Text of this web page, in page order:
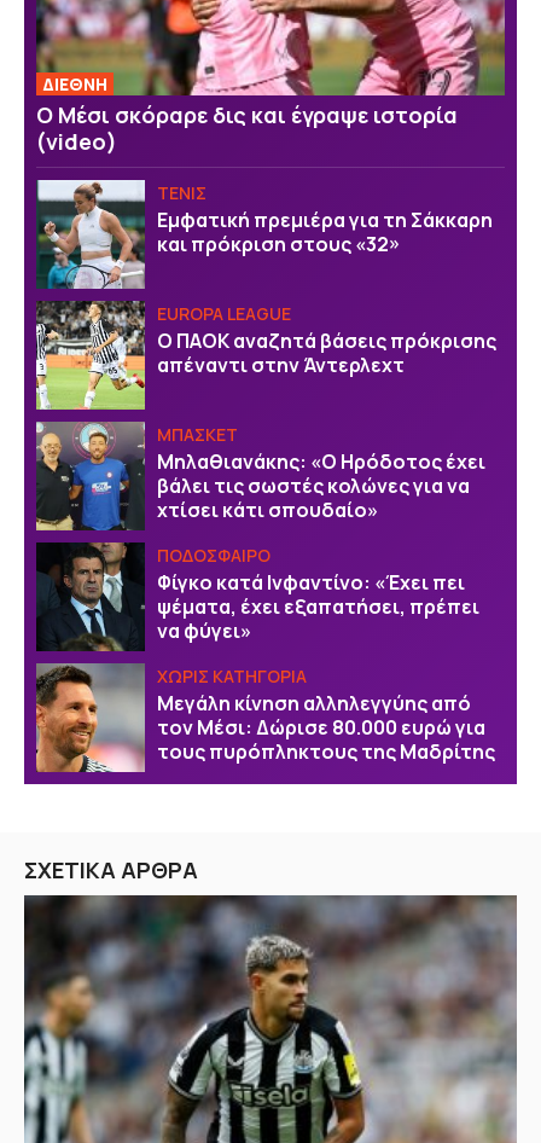
ΔΙΕΘΝΗ
Ο Μέσι σκόραρε δις και έγραψε ιστορία
(video)
ΤΕΝΙΣ
Εμφατική πρεμιέρα για τη Σάκκαρη
και πρόκριση στους «32»
EUROPA LEAGUE
Ο ΠΑΟΚ αναζητά βάσεις πρόκρισης
απέναντι στην Άντερλεχτ
ΜΠΑΣΚΕΤ
Μηλαθιανάκης: «Ο Ηρόδοτος έχει
βάλει τις σωστές κολώνες για να
χτίσει κάτι σπουδαίο»
ΠΟΔΟΣΦΑΙΡΟ
Φίγκο κατά Ινφαντίνο: «Έχει πει
ψέματα, έχει εξαπατήσει, πρέπει
να φύγει»
ΧΩΡΙΣ ΚΑΤΗΓΟΡΙΑ
Μεγάλη κίνηση αλληλεγγύης από
τον Μέσι: Δώρισε 80.000 ευρώ για
τους πυρόπληκτους της Μαδρίτης
ΣΧΕΤΙΚΑ ΑΡΘΡΑ